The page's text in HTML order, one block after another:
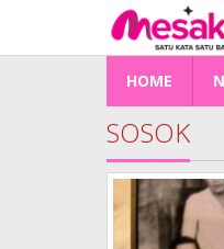
konten
HOME
SOSOK